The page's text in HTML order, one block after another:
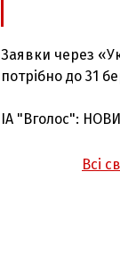
Заявки через
потрібно до 31
ІА "Вголос":
Всі